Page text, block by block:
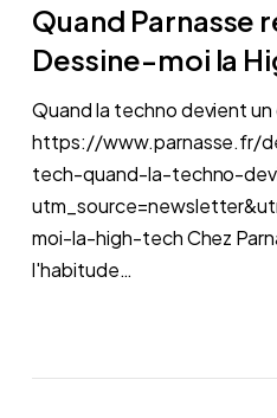
Dessine-
moi
High-
Tech
Quand Parnasse
Dessine-moi la
Quand la techno devient
https://www.parnasse.fr/
tech-quand-la-techno-
moi-la-high-tech Chez
l'habitude…